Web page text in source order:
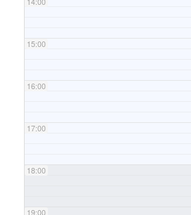
15:00
16:00
17:00
18:00
19:00